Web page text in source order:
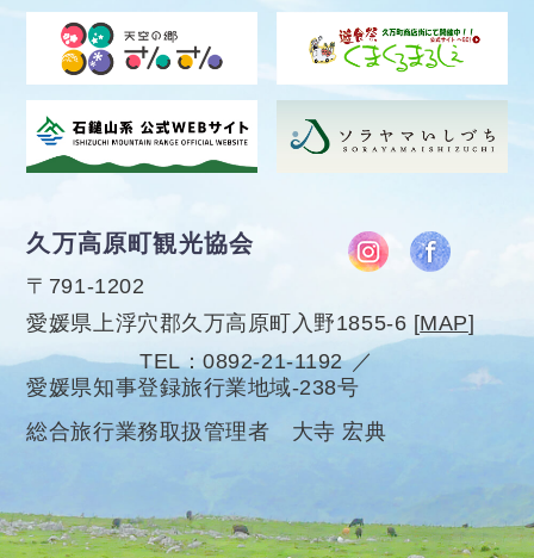
久万高原町観光協会
〒791-1202
愛媛県上浮穴郡久万高原町入野1855-6 [MAP]
TEL
0892-21-1192
愛媛県知事登録旅行業地域-238号
総合旅行業務取扱管理者 大寺 宏典